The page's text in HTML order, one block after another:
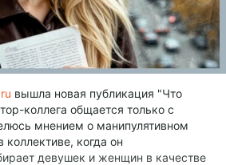
вышла новая публикация "Что
коллега общается только с
мнением о манипулятивном
когда он
девушек и женщин в качестве